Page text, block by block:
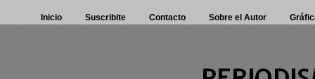
Inicio Suscribite Contacto Sobre el Autor